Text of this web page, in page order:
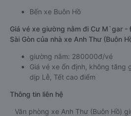
Bến xe Buôn Hồ
Giá vé xe giường nằm đi Cư M`gar
Sài Gòn của nhà xe Anh Thư (Buôn
giường nằm: 280000đ/vé
Giá vé xe ổn định, không tăng
dịp Lễ, Tết cao điểm
Thông tin liên hệ
Văn phòng xe Anh Thư (Buôn Hồ)